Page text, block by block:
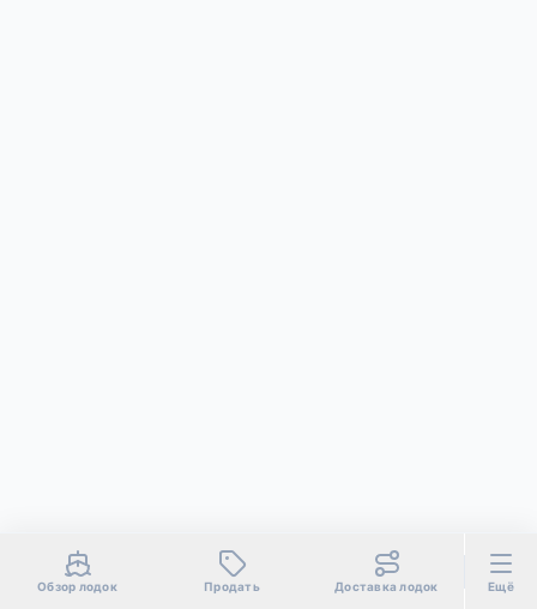
Обзор лодок Продать Доставка лодок Ещё